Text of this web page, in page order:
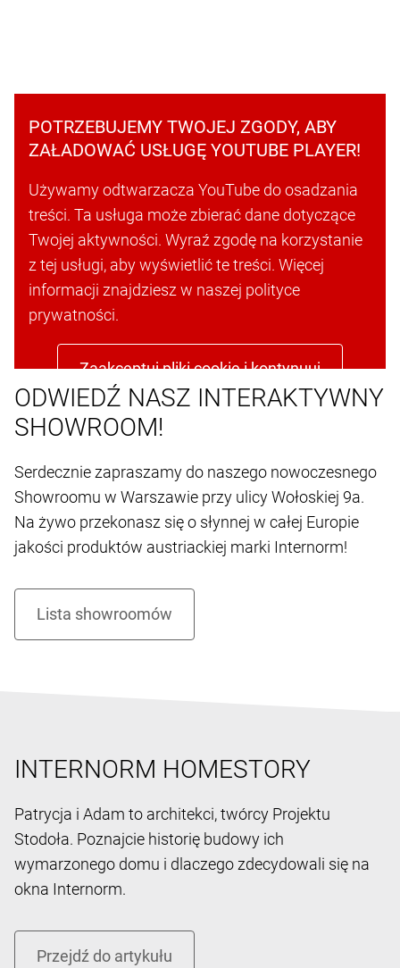
POTRZEBUJEMY TWOJEJ ZGODY, ABY
ZAŁADOWAĆ USŁUGĘ YOUTUBE PLAYER!
Używamy odtwarzacza YouTube do osadzania
treści. Ta usługa może zbierać dane dotyczące
Twojej aktywności. Wyraź zgodę na korzystanie
z tej usługi, aby wyświetlić te treści. Więcej
informacji znajdziesz w naszej polityce
prywatności.
Zaakceptuj pliki cookie i kontynuuj
ODWIEDŹ NASZ INTERAKTYWNY
SHOWROOM!
Serdecznie zapraszamy do naszego nowoczesnego
Showroomu w Warszawie przy ulicy Wołoskiej 9a.
Na żywo przekonasz się o słynnej w całej Europie
jakości produktów austriackiej marki Internorm!
INTERNORM HOMESTORY
Patrycja i Adam to architekci, twórcy Projektu
Stodoła. Poznajcie historię budowy ich
wymarzonego domu i dlaczego zdecydowali się na
okna Internorm.